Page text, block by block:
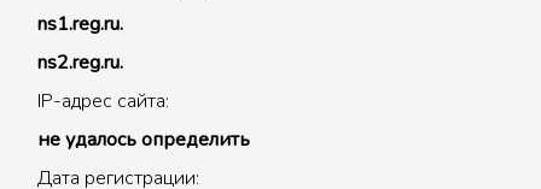
ns1.reg.ru.
ns2.reg.ru.
IP-адрес сайта:
не удалось определить
Дата регистрации: